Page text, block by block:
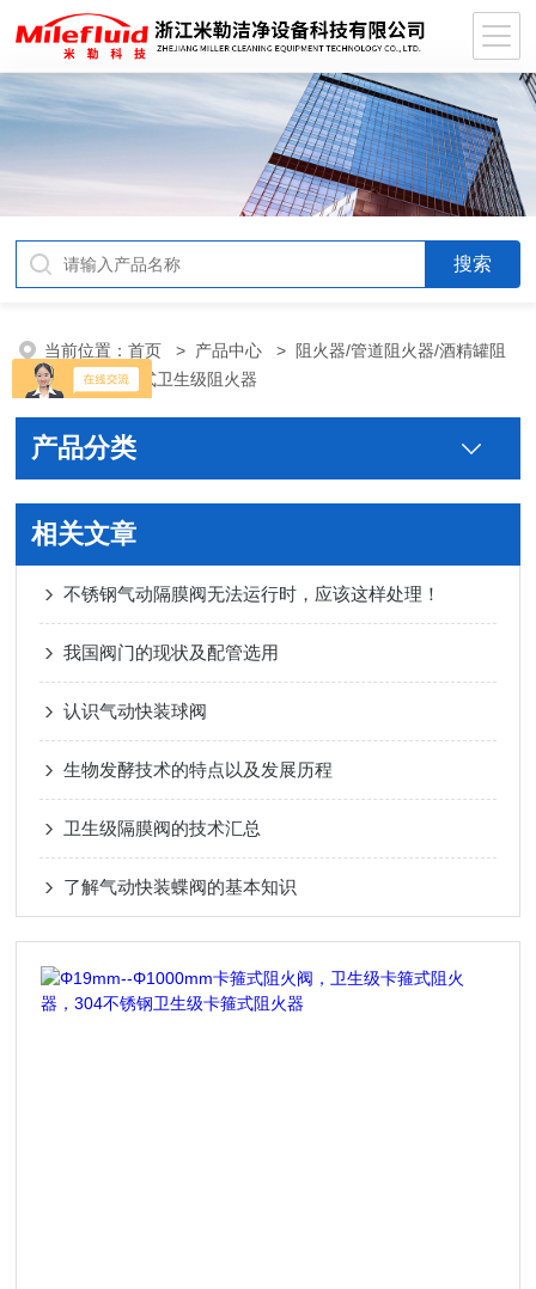
当前位置：首页 > 产品中心 > 阻火器/管道阻火器/酒精罐阻
火器
>卡箍式卫生级阻火器
产品分类
相关文章
不锈钢气动隔膜阀无法运行时，应该这样处理！
我国阀门的现状及配管选用
认识气动快装球阀
生物发酵技术的特点以及发展历程
卫生级隔膜阀的技术汇总
了解气动快装蝶阀的基本知识